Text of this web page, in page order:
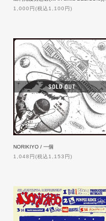
1,000円(税込1,100円)
NORIKIYO / 一個
1,048円(税込1,153円)